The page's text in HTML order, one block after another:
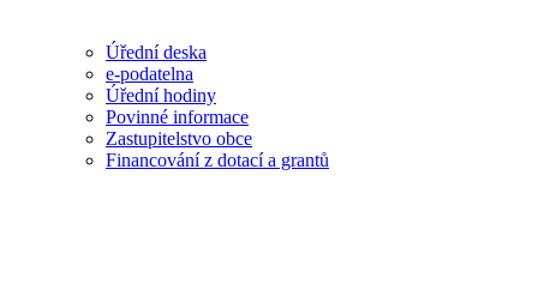
Úřední deska
e-podatelna
Úřední hodiny
Povinné informace
Zastupitelstvo obce
Financování z dotací a grantů